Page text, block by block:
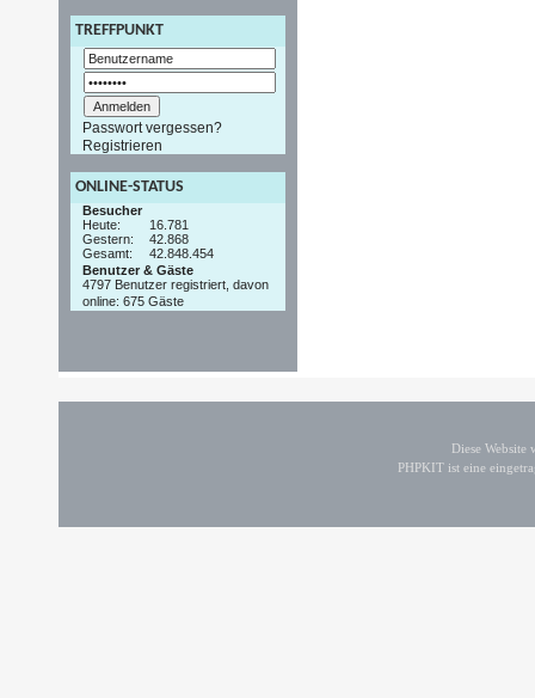
TREFFPUNKT
Passwort vergessen?
Registrieren
ONLINE-STATUS
Besucher
Heute:
16.781
Gestern:
42.868
Gesamt:
42.848.454
Benutzer & Gäste
4797 Benutzer registriert, davon
online: 675 Gäste
Diese
PHPKIT ist eine